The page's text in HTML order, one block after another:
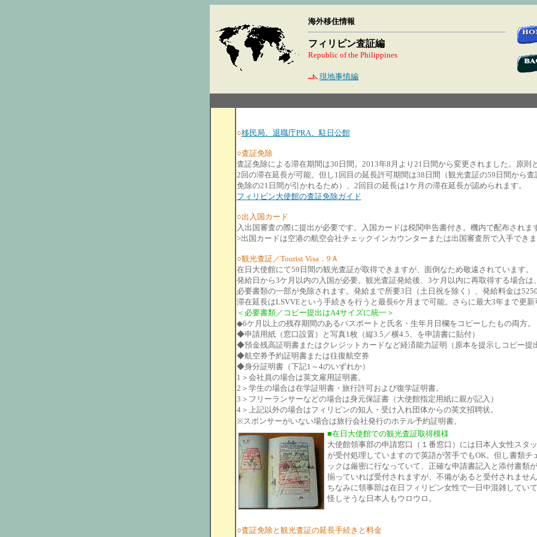
海外移住情報
フィリピン査証編
Republic of the Philippines
現地事情編
○移民局、退職庁PRA、駐日公館
○査証免除
査証免除による滞在期間は30日間。2013年8月より21日間から変更されました。原則
2回の滞在延長が可能。但し1回目の延長許可期間は38日間（観光査証の59日間から査
免除の21日間が引かれるため）、2回目の延長は1ケ月の滞在延長が認められます。
フィリピン大使館の査証免除ガイド
○出入国カード
入出国審査の際に提出が必要です。入国カードは税関申告書付き。機内で配布されま
>出国カードは空港の航空会社チェックインカウンターまたは出国審査所で入手できま
○観光査証／Tourist Visa．9Ａ
在日大使館にて59日間の観光査証が取得できますが、面倒なため敬遠されています。
発給日から3ケ月以内の入国が必要。観光査証発給後、3ケ月以内に再取得する場合は、
必要書類の一部が免除されます。発給まで所要3日（土日祝を除く）、発給料金は5250
滞在延長はLSVVEという手続きを行うと最長6ケ月まで可能。さらに最大3年まで更新
＜必要書類／コピー提出はA4サイズに統一＞
◆6ケ月以上の残存期間のあるパスポートと氏名・生年月日欄をコピーしたもの両方。
◆申請用紙（窓口設置）と写真1枚（縦3.5／横4.5、を申請書に貼付）
◆預金残高証明書またはクレジットカードなど経済能力証明（原本を提示しコピー提
◆航空券予約証明書または往復航空券
◆身分証明書（下記1～4のいずれか）
1＞会社員の場合は英文雇用証明書。
2＞学生の場合は在学証明書・旅行許可および復学証明書。
3＞フリーランサーなどの場合は身元保証書（大使館指定用紙に親が記入）
4＞上記以外の場合はフィリピンの知人・受け入れ団体からの英文招聘状。
※スポンサーがいない場合は旅行会社発行のホテル予約証明書。
■在日大使館での観光査証取得模様
大使館領事部の申請窓口（１番窓口）には日本人女性スタ
が受付処理していますので英語が苦手でもOK。但し書類チ
ックは厳密に行なっていて、正確な申請書記入と添付書類が
揃っていれば受付されますが、不備があると受付されません
ちなみに領事部は在日フィリピン女性で一日中混雑していて
怪しそうな日本人もウロウロ。
○査証免除と観光査証の延長手続きと料金